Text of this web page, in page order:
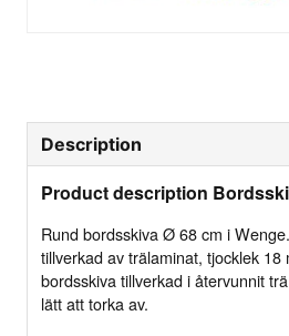
Description
Product description
Rund bordsskiva Ø 68 cm i
tillverkad av trälaminat, tjocklek 18
bordsskiva tillverkad i återvunnit
lätt att torka av.